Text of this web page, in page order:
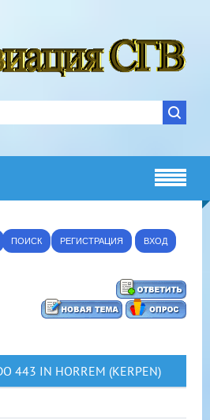
ПОИСК РЕГИСТРАЦИЯ ВХОД
443 IN HORREM (KERPEN)